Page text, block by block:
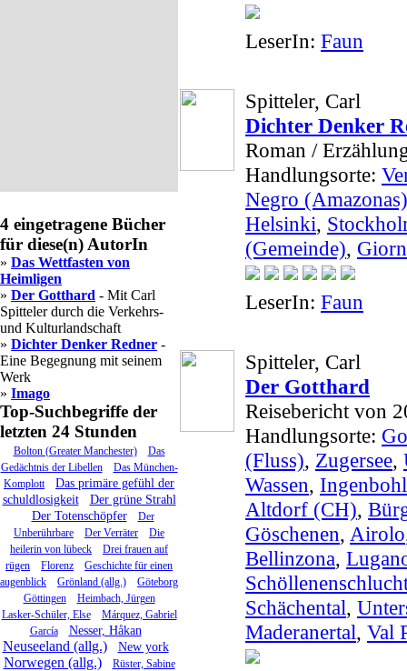
4 eingetragene Bücher
für diese(n) AutorIn
» Das Wettfasten von
Heimligen
» Der Gotthard - Mit Carl
Spitteler durch die Verkehrs-
und Kulturlandschaft
» Dichter Denker Redner -
Eine Begegnung mit seinem
Werk
» Imago
Top-Suchbegriffe der
letzten 24 Stunden
Bolton (Greater Manchester)
Das
Gedächtnis der Libellen
Das München-
Komplott
Das primäre gefühl der
schuldlosigkeit
Der grüne Strahl
Der Totenschöpfer
Der
Unberührbare
Der Verräter
Die
heilerin von lübeck
Drei frauen auf
rügen
Florenz
Geschichte für einen
augenblick
Grönland (allg.)
Göteborg
Göttingen
Heimbach, Jürgen
Lasker-Schüler, Else
Márquez, Gabriel
García
Nesser, Håkan
Neuseeland (allg.) New york
Norwegen (allg.)
Rüster, Sabine
LeserIn: Faun
Spitteler, Carl
Dichter Denker
Roman /
Handlungsorte:
Negro (Amazonas)
Helsinki,
(Gemeinde),
LeserIn: Faun
Spitteler, Carl
Der Gotthard
Reisebericht von
Handlungsorte:
(Fluss), Zugersee,
Wassen, Ingenbohl
Altdorf (CH),
Göschenen, Airolo
Bellinzona,
Schächental,
Maderanertal, Val